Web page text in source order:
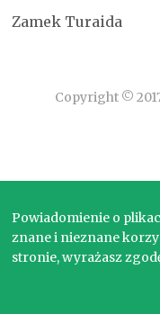
Zamek Turaida
Copyright ©
Powiadomienie o
znane i nieznane
stronie, wyrażasz